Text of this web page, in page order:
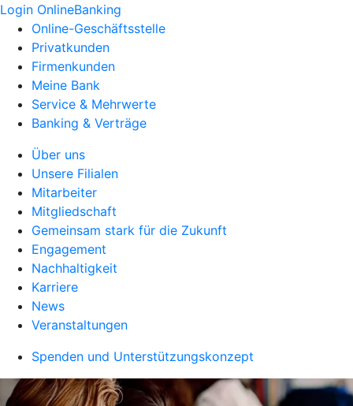
Login OnlineBanking
Online-Geschäftsstelle
Privatkunden
Firmenkunden
Meine Bank
Service & Mehrwerte
Banking & Verträge
Über uns
Unsere Filialen
Mitarbeiter
Mitgliedschaft
Gemeinsam stark für die Zukunft
Engagement
Nachhaltigkeit
Karriere
News
Veranstaltungen
Spenden und Unterstützungskonzept